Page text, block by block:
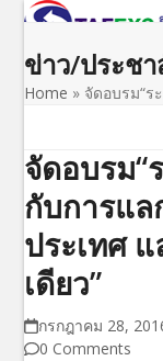
Skip
content
Open
mobile
menu
Close
mobile
menu
ข่าว/ประช
Home » จัดอบรม“ร
จัดอบรม“
กับการแล
ประเทศ
เดียว”
กรกฎาคม 28,
0 Comments